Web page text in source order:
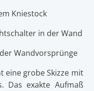
Kniestock
in der Wand
Wandvorsprünge
eine grobe Skizze mit
Das exakte Aufmaß